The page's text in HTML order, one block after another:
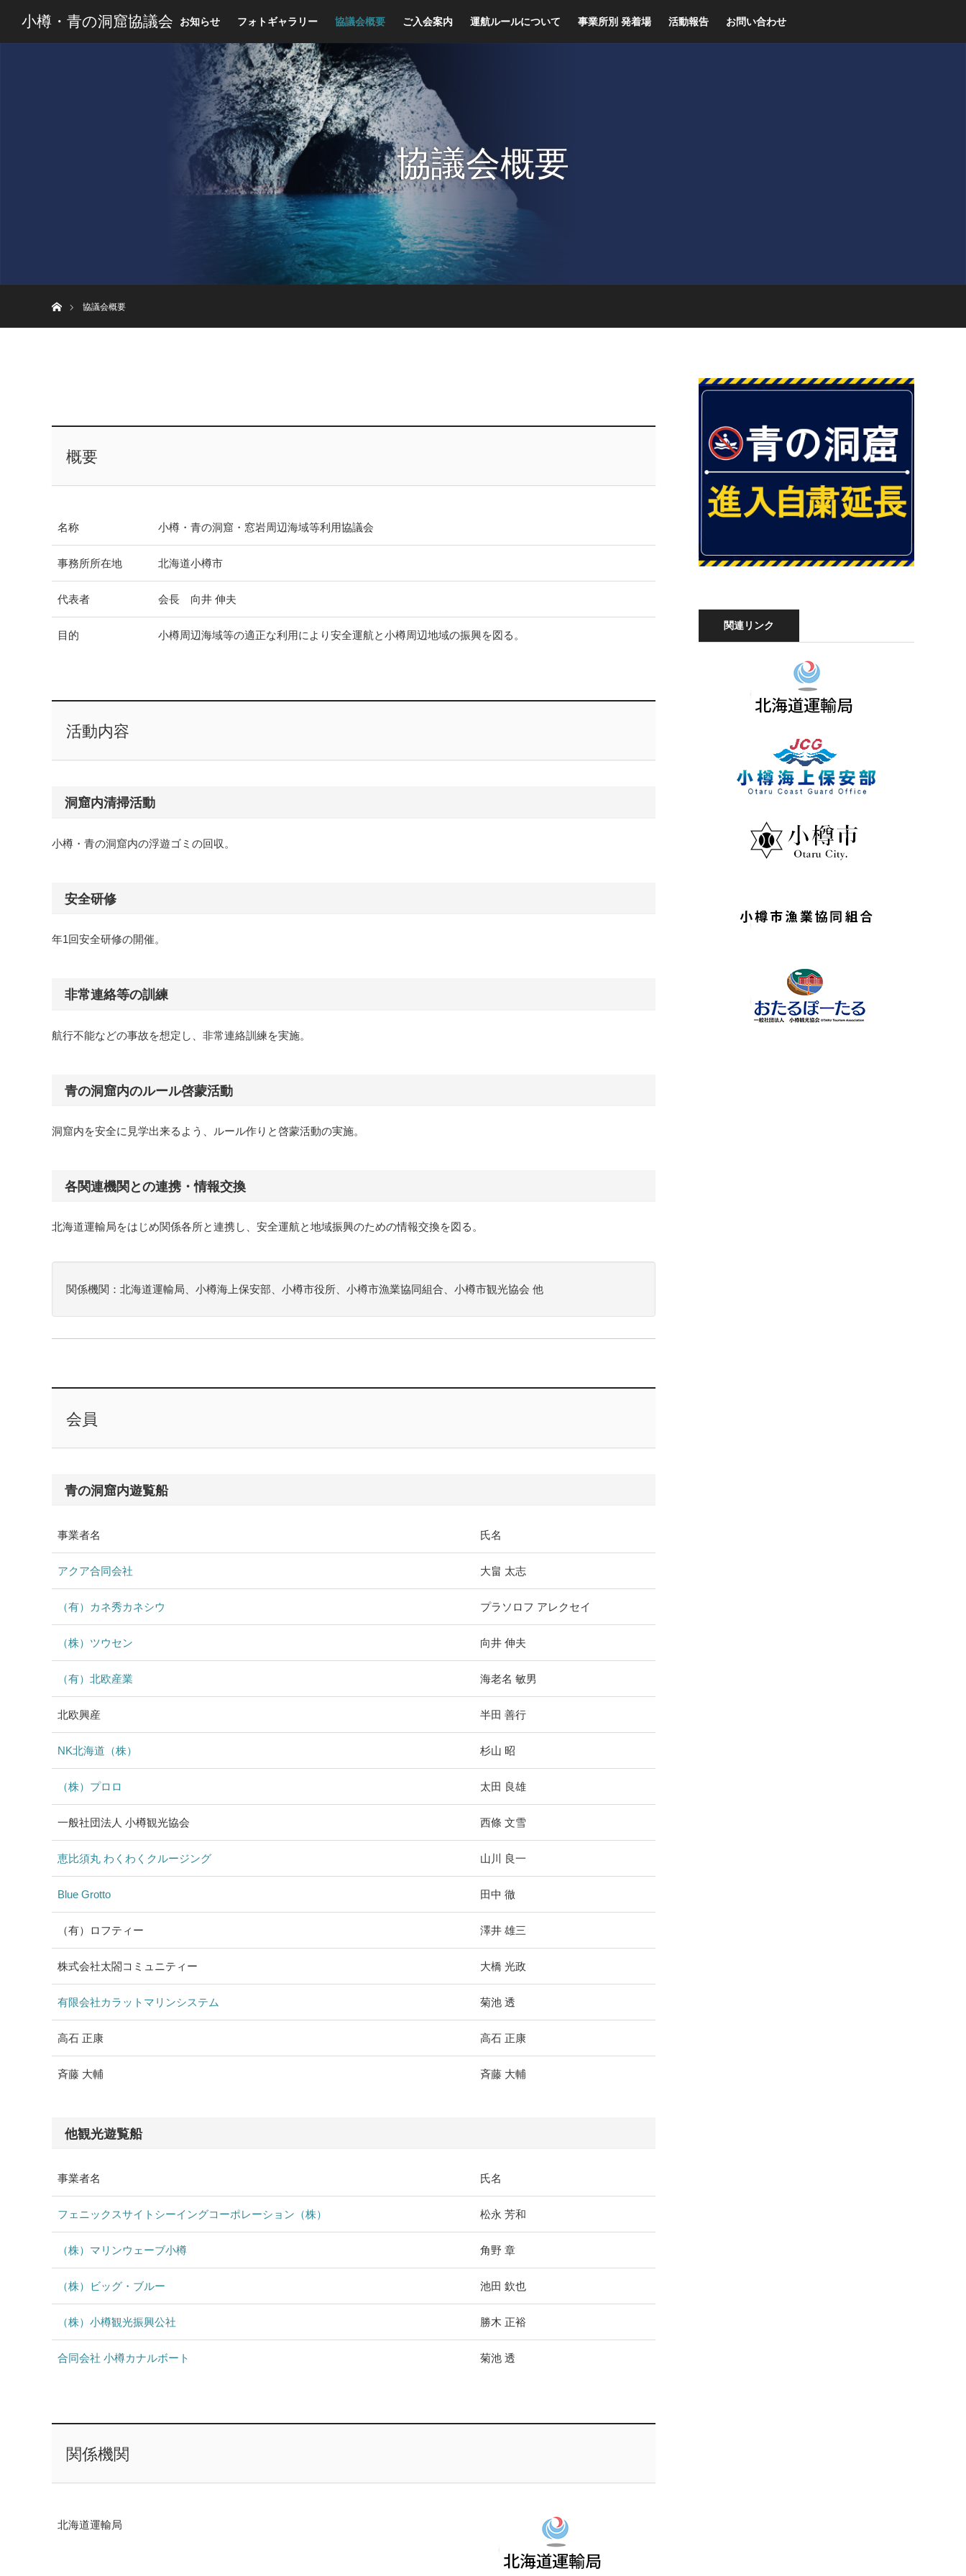
小樽・青の洞窟協議会 お知らせ フォトギャラリー 協議会概要 ご入会案内 運航ルールについて 事業所別 発着場 活動報告 お問い合わせ
協議会概要
協議会概要
概要
名称 小樽・青の洞窟・窓岩周辺海域等利用協議会
事務所所在地 北海道小樽市
代表者 会長 向井 伸夫
目的 小樽周辺海域等の適正な利用により安全運航と小樽周辺地域の振興を図る。
活動内容
洞窟内清掃活動
小樽・青の洞窟内の浮遊ゴミの回収。
安全研修
年1回安全研修の開催。
非常連絡等の訓練
航行不能などの事故を想定し、非常連絡訓練を実施。
青の洞窟内のルール啓蒙活動
洞窟内を安全に見学出来るよう、ルール作りと啓蒙活動の実施。
各関連機関との連携・情報交換
北海道運輸局をはじめ関係各所と連携し、安全運航と地域振興のための情報交換を図る。
関係機関：北海道運輸局、小樽海上保安部、小樽市役所、小樽市漁業協同組合、小樽市観光協会 他
会員
青の洞窟内遊覧船
事業者名 氏名
アクア合同会社 大畠 太志
（有）カネ秀カネシウ プラソロフ アレクセイ
（株）ツウセン 向井 伸夫
（有）北欧産業 海老名 敏男
北欧興産 半田 善行
NK北海道（株） 杉山 昭
（株）プロロ 太田 良雄
一般社団法人 小樽観光協会 西條 文雪
恵比須丸 わくわくクルージング 山川 良一
Blue Grotto 田中 徹
（有）ロフティー 澤井 雄三
株式会社太閤コミュニティー 大橋 光政
有限会社カラットマリンシステム 菊池 透
高石 正康 高石 正康
斉藤 大輔 斉藤 大輔
他観光遊覧船
事業者名 氏名
フェニックスサイトシーイングコーポレーション（株） 松永 芳和
（株）マリンウェーブ小樽 角野 章
（株）ビッグ・ブルー 池田 欽也
（株）小樽観光振興公社 勝木 正裕
合同会社 小樽カナルボート 菊池 透
関係機関
北海道運輸局
関連リンク